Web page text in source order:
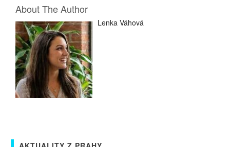
About The Author
Lenka Váhová